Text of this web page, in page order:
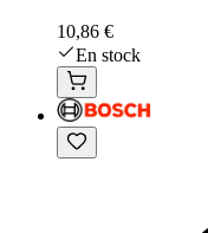
10,86 €
En stock